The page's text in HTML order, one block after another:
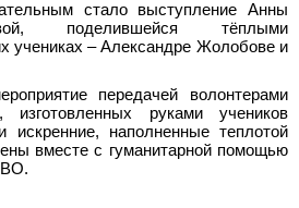
стало выступление Анны
поделившейся тёплыми
учениках – Александре Жолобове и
передачей волонтерами
руками учеников
наполненные теплотой
вместе с гуманитарной помощью